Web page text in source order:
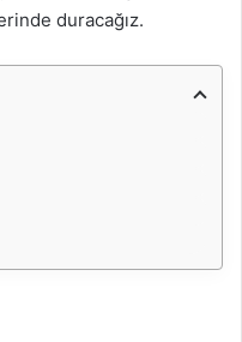
duracağız.